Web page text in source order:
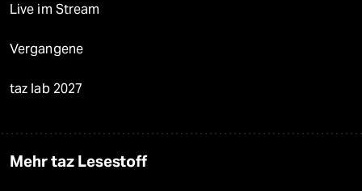
Live im Stream
Vergangene
taz lab 2027
Mehr taz Lesestoff